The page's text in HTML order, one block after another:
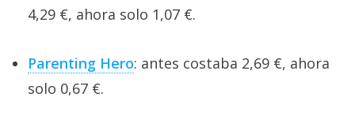
4,29 €, ahora solo 1,07 €.
Parenting Hero: antes costaba 2,69 €, ahora
solo 0,67 €.